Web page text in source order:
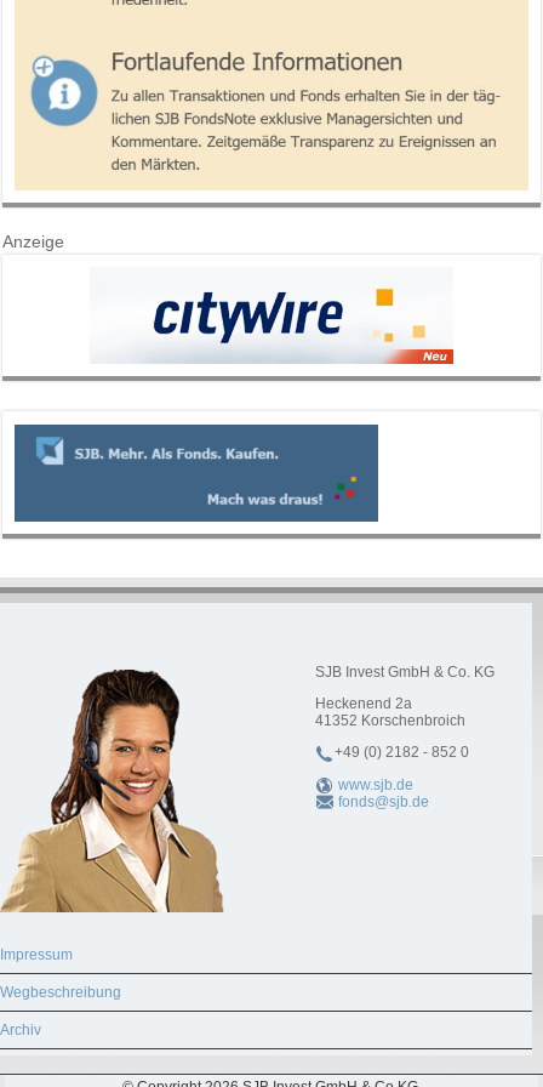
Anzeige
SJB Invest GmbH & Co. KG
Heckenend 2a
41352 Korschenbroich
+49 (0) 2182 - 852 0
www.sjb.de
fonds@sjb.de
Impressum
Wegbeschreibung
Archiv